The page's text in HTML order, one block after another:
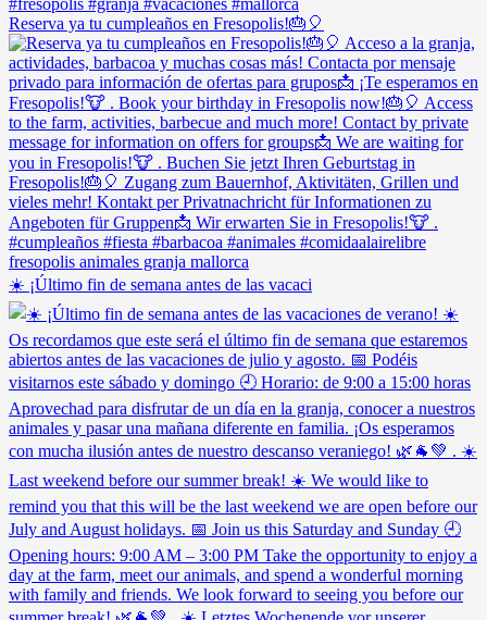
Reserva ya tu cumpleaños en Fresopolis!🎂🎈
☀️ ¡Último fin de semana antes de las vacaci